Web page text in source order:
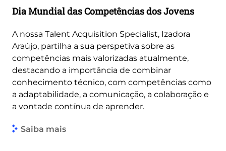
Dia Mundial das Competências dos Jovens
A nossa Talent Acquisition Specialist, Izadora
Araújo, partilha a sua perspetiva sobre as
competências mais valorizadas atualmente,
destacando a importância de combinar
conhecimento técnico, com competências como
a adaptabilidade, a comunicação, a colaboração e
a vontade contínua de aprender.
Saiba mais